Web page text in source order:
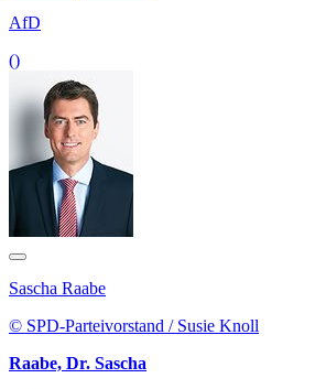
AfD
()
Sascha Raabe
© SPD-Parteivorstand / Susie Knoll
Raabe, Dr. Sascha